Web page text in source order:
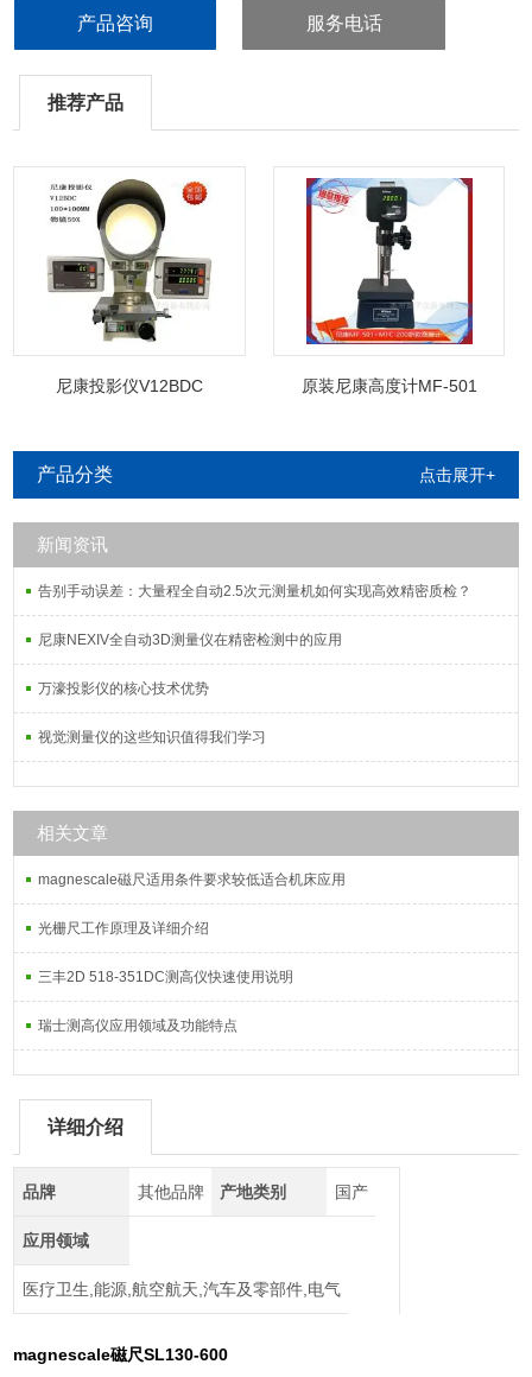
产品咨询 服务电话
推荐产品
尼康投影仪V12BDC 原装尼康高度计MF-501
产品分类 点击展开+
新闻资讯
告别手动误差：大量程全自动2.5次元测量机如何实现高效精密质检？
尼康NEXIV全自动3D测量仪在精密检测中的应用
万濠投影仪的核心技术优势
视觉测量仪的这些知识值得我们学习
相关文章
magnescale磁尺适用条件要求较低适合机床应用
光栅尺工作原理及详细介绍
三丰2D 518-351DC测高仪快速使用说明
瑞士测高仪应用领域及功能特点
详细介绍
品牌 其他品牌 产地类别 国产
应用领域
医疗卫生,能源,航空航天,汽车及零部件,电气
magnescale磁尺SL130-600